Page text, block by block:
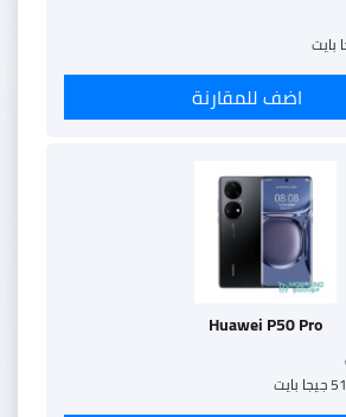
اضف للمقارنة
Huawei P50 Pro